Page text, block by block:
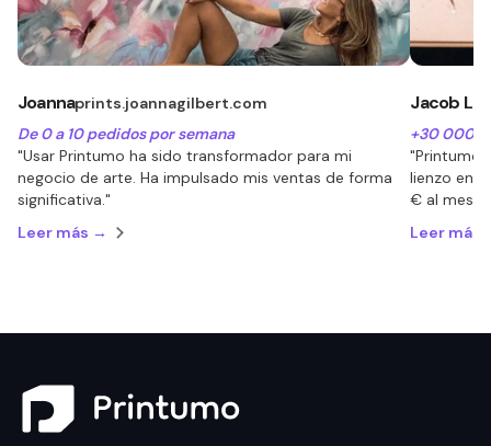
Joannaprints.joannagilbert.com
De 0 a 10 pedidos por semana
"Usar Printumo ha sido transformador para mi
negocio de arte. Ha impulsado mis ventas de forma
significativa."
Leer más →
Jacob
+30 000 €
"Printumo
lienzo en
€ al mes."
Leer más